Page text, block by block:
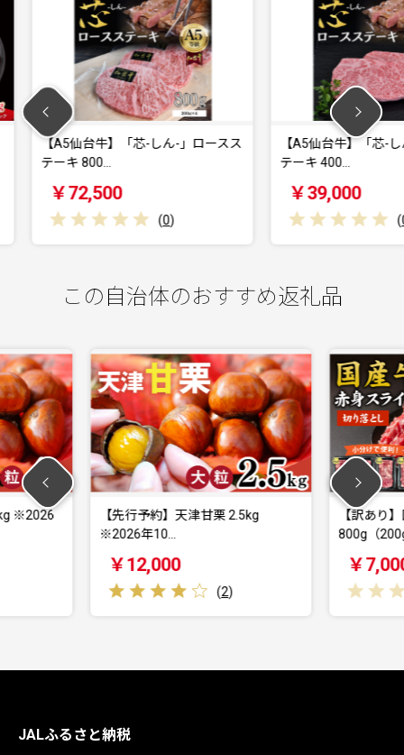
-」ロースス
【A5仙台牛】「芯-しん-」ロースス
【A5仙
この自治体のおすすめ返礼品
甘栗 2.5kg
【訳あり】国産 赤身スライス
800g（200g×…
￥7,000
JALふるさと納税